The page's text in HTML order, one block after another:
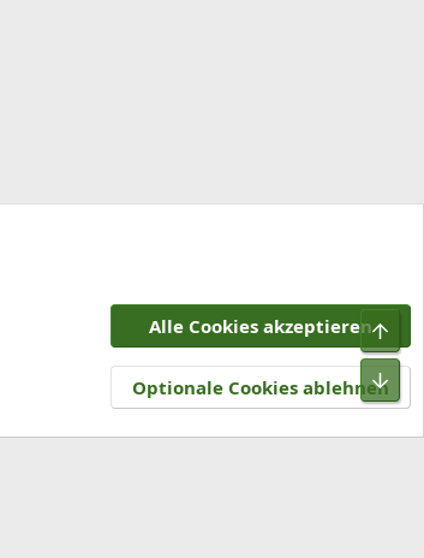
Datenschutz Hilfe und Impressum
R
S
Alle Cookies akzeptieren
Optionale Cookies ablehnen